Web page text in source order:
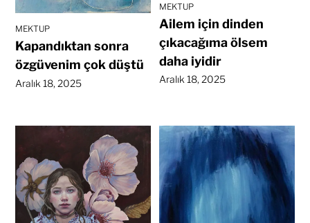
MEKTUP
Kapandıktan sonra
özgüvenim çok düştü
Aralık 18, 2025
MEKTUP
Ailem için dinden
çıkacağıma ölsem
daha iyidir
Aralık 18, 2025